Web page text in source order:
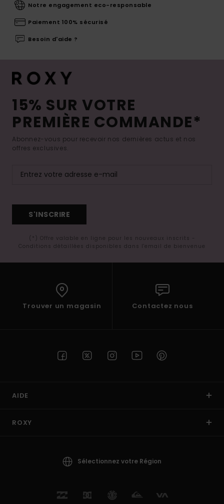
Notre engagement eco-responsable
Paiement 100% sécurisé
Besoin d'aide ?
15% SUR VOTRE
PREMIÈRE COMMANDE*
Abonnez-vous pour recevoir nos dernières actus et nos
offres exclusives.
S'INSCRIRE
(*) Offre valable en ligne pour les nouveaux inscrits -
Conditions détaillées disponibles dans l'email de bienvenue
Trouver un magasin Contactez nous
AIDE
ROXY
Sélectionnez votre Région